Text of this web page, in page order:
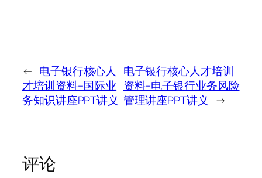
← 电子银行核心人
才培训资料–国际业
务知识讲座PPT讲义
电子银行核心人才培训
资料–电子银行业务风险
管理讲座PPT讲义
→
评论